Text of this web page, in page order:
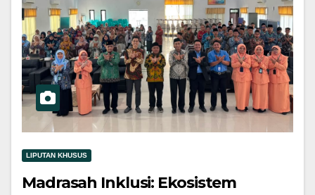
LIPUTAN KHUSUS
Madrasah Inklusi: Ekosistem